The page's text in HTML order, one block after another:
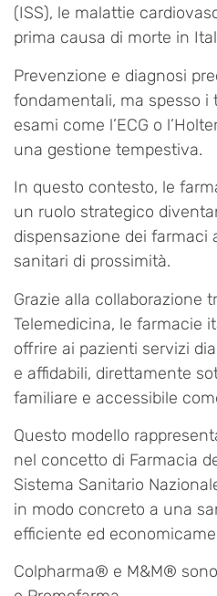
(ISS), le malattie
prima causa di morte in
Prevenzione e diagnosi
fondamentali, ma spesso i
esami come l’ECG o
una gestione tempestiva.
In questo contesto, le
un ruolo strategico
dispensazione dei farmaci
sanitari di prossimità.
Grazie alla collaborazione
Telemedicina, le farmacie
offrire ai pazienti servizi
e affidabili, direttamente
familiare e accessibile
Questo modello
nel concetto di Farmacia
Sistema Sanitario
in modo concreto a una
efficiente ed
Colpharma® e M&M®